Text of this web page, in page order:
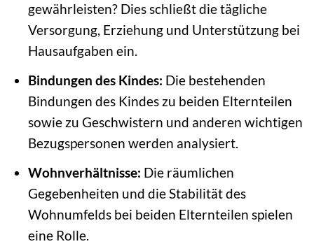
gewährleisten? Dies schließt die tägliche
Versorgung, Erziehung und Unterstützung bei
Hausaufgaben ein.
Bindungen des Kindes: Die bestehenden
Bindungen des Kindes zu beiden Elternteilen
sowie zu Geschwistern und anderen wichtigen
Bezugspersonen werden analysiert.
Wohnverhältnisse: Die räumlichen
Gegebenheiten und die Stabilität des
Wohnumfelds bei beiden Elternteilen spielen
eine Rolle.